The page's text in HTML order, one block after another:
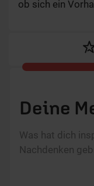
ob sich ein
in Gott.
Deine
Was hat dich
Nachdenken